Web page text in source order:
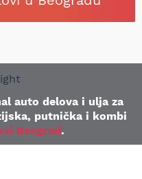
auto delova i ulja za
putnička i kombi
Beograd.